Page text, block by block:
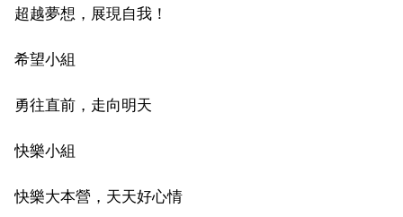
超越夢想，展現自我！
希望小組
勇往直前，走向明天
快樂小組
快樂大本營，天天好心情